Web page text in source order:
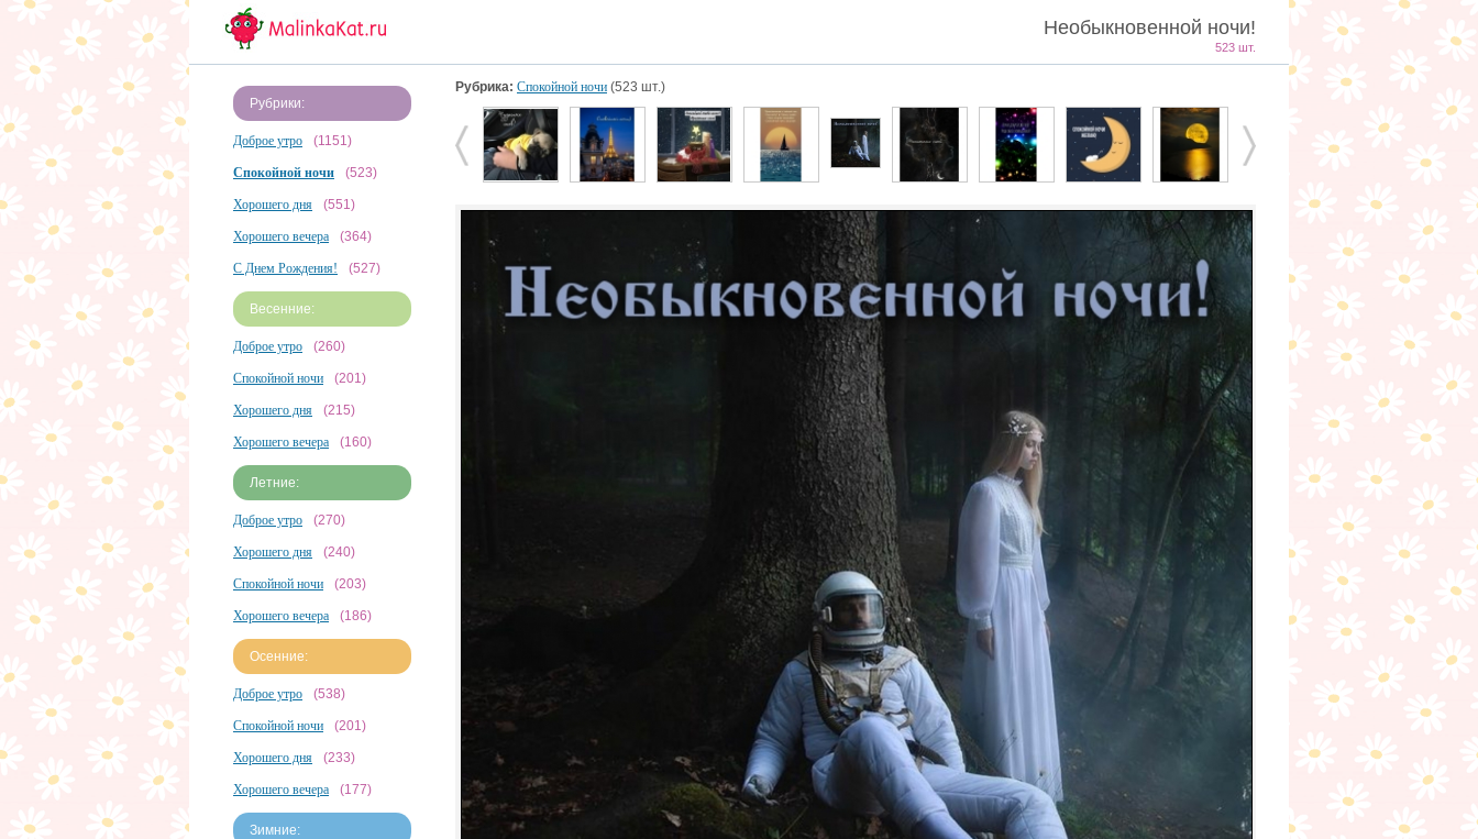
Необыкновенной ночи!
523 шт.
Рубрики:
Доброе утро (1151)
Спокойной ночи (523)
Хорошего дня (551)
Хорошего вечера (364)
С Днем Рождения! (527)
Весенние:
Доброе утро (260)
Спокойной ночи (201)
Хорошего дня (215)
Хорошего вечера (160)
Летние:
Доброе утро (270)
Хорошего дня (240)
Спокойной ночи (203)
Хорошего вечера (186)
Осенние:
Доброе утро (538)
Спокойной ночи (201)
Хорошего дня (233)
Хорошего вечера (177)
Зимние:
Рубрика: Спокойной ночи (523 шт.)